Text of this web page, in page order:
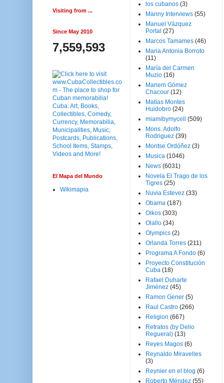
Visiting from ...
Since May 2010
7,559,593
El Mapa del Mundo
Wikimapia
los cubanos (3)
Manny Interviews (55)
Manuel Vázquez
Portal (27)
Marcos Tamames (46)
Maria Antonia Borroto
(11)
María del Carmen
Muzio (16)
Mariem Gómez
Chacour (12)
Matías Montes
Huidobro (24)
miamibymycell
(509)
Mons. Adolfo
Rodriguez (39)
Montse Ordóñez (3)
Musica (1046)
News (6031)
Novela El Trago de los
Tigres (25)
Nuvia Estevez (33)
Obama (187)
Oikos (303)
Olallo (34)
Olympics (2)
Orlanda Torres (211)
Programa A Fondo (6)
Proyecto Constitución
Cuba (18)
Rafael Duharte
Jiménez (45)
Ramon Gener (5)
Raul Castro (266)
Religion (667)
Retratos (by Delio
Regueral) (13)
Reyes Magos (6)
Reynaldo Miravelles
(3)
Reynier en el blog (6)
Roberto Méndez (55)